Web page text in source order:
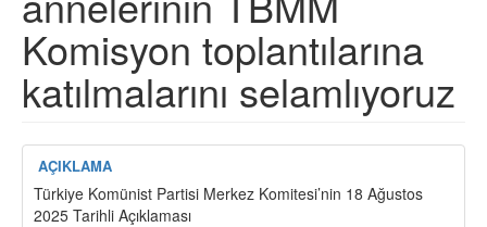
Komisyon toplantılarına
katılmalarını selamlıyoruz
AÇIKLAMA
Türkiye Komünist Partisi Merkez Komitesi’nin 18 Ağustos
2025 Tarihli Açıklaması